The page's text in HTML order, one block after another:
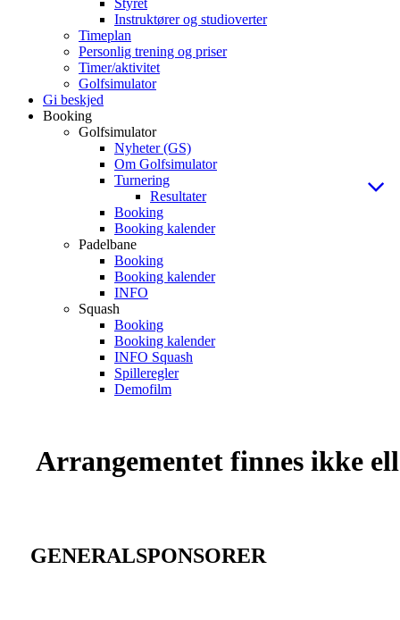
Styret
Instruktører og studioverter
Timeplan
Personlig trening og priser
Timer/aktivitet
Golfsimulator
Gi beskjed
Booking
Golfsimulator
Nyheter (GS)
Om Golfsimulator
Turnering
Resultater
Booking
Booking kalender
Padelbane
Booking
Booking kalender
INFO
Squash
Booking
Booking kalender
INFO Squash
Spilleregler
Demofilm
Arrangementet finnes ikke
GENERALSPONSORER